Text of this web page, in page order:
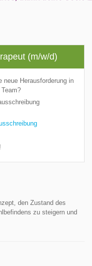
(m/w/d)
neue Herausforderung in
den Zustand des
zu steigern und